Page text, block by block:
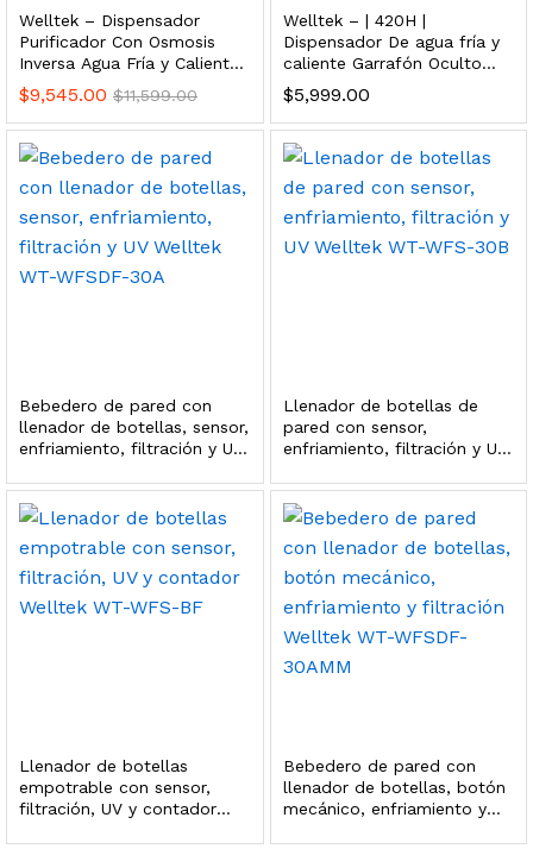
Welltek – Dispensador
Purificador Con Osmosis
Inversa Agua Fría y Caliente
Ideal Oficinas
$9,545.00 $11,599.00
Welltek – | 420H |
Dispensador De agua fría y
caliente Garrafón Oculto
Enfriador Despachador
$5,999.00
Bebedero de pared con
llenador de botellas, sensor,
enfriamiento, filtración y UV
Llenador de botellas de
pared con sensor,
enfriamiento, filtración y UV
Llenador de botellas
empotrable con sensor,
filtración, UV y contador
Bebedero de pared con
llenador de botellas, botón
mecánico, enfriamiento y
L/h, con filtración Welltek WT-WFS600-3S
Leer más
grifo y filtración Welltek WT-PWDF-600A
filtración, UV y contador Welltek WT-WFS-BF
Leer más
enfriamiento y filtración Welltek WT-WDF-30M
Bebedero de pared con llenador de botellas, botón mecánico, enfriamiento y filtración Welltek WT-WFSDF-30AMM